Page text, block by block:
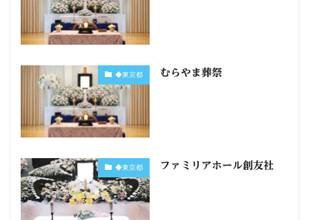
◆東京都 むらやま葬祭
◆東京都 ファミリアホール創友社